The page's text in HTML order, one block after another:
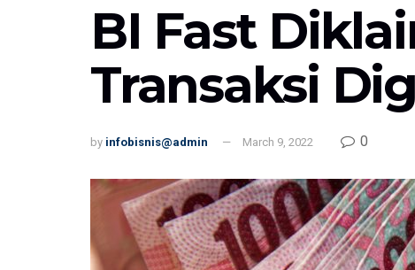
BI Fast
Transaksi
by infobisnis@admin March 9, 2022 0